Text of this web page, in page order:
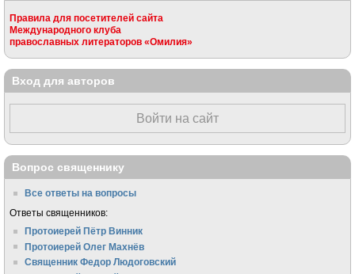
Правила для посетителей сайта
Международного клуба
православных литераторов «Омилия»
Вход для авторов
Войти на сайт
Вопрос священнику
Все ответы на вопросы
Ответы священников:
Протоиерей Пётр Винник
Протоиерей Олег Махнёв
Священник Федор Людоговский